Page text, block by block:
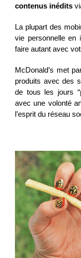
contenus inédits
La plupart des
vie personnelle en
faire autant avec
McDonald’s met
produits avec des
de tous les jours
avec une volonté
l’esprit du réseau